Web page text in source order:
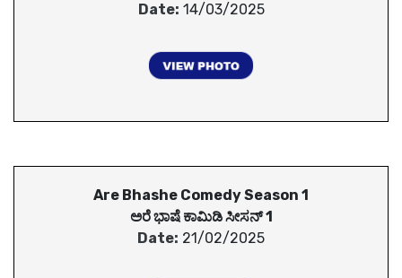
Date: 14/03/2025
Are Bhashe Comedy Season 1
ಅರೆ ಭಾಷೆ ಕಾಮಿಡಿ ಸೀಸನ್ 1
Date: 21/02/2025